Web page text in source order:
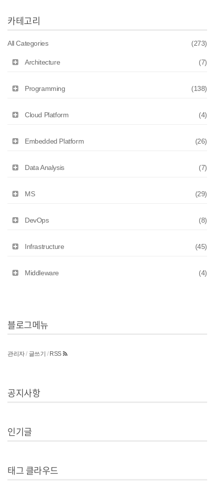
카테고리
All Categories (273)
Architecture (7)
Programming (138)
Cloud Platform (4)
Embedded Platform (26)
Data Analysis (7)
MS (29)
DevOps (8)
Infrastructure (45)
Middleware (4)
블로그메뉴
관리자/ 글쓰기 / RSS
공지사항
인기글
태그 클라우드